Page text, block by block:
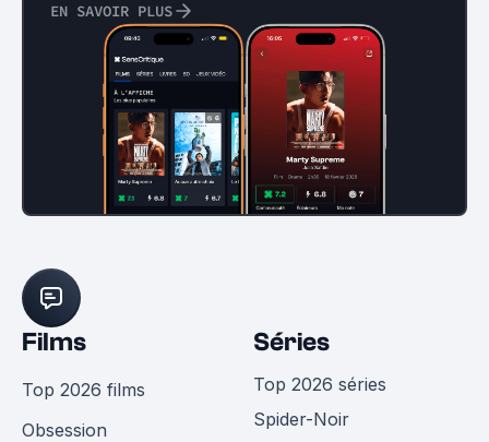
EN SAVOIR PLUS
Films
Top 2026 films
Obsession
Séries
Top 2026 séries
Spider-Noir